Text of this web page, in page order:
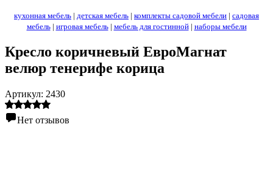
кухонная мебель | детская мебель | комплекты садовой мебели | садовая
мебель| игровая мебель| мебель для гостинной| наборы мебели
Кресло коричневый ЕвроМагнат
велюр тенерифе корица
Артикул: 2430
Нет отзывов